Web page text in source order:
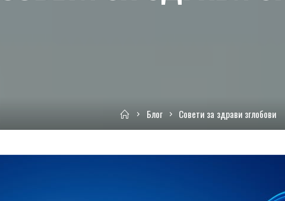
HomeБлог Совети за здрави зглобови